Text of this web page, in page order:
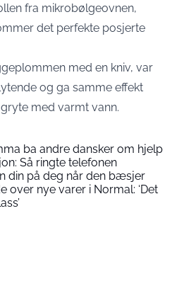
fra mikrobølgeovnen,
det perfekte posjerte
med en kniv, var
og ga samme effekt
med varmt vann.
ba andre dansker om hjelp
Så ringte telefonen
din på deg når den bæsjer
over nye varer i Normal: ‘Det